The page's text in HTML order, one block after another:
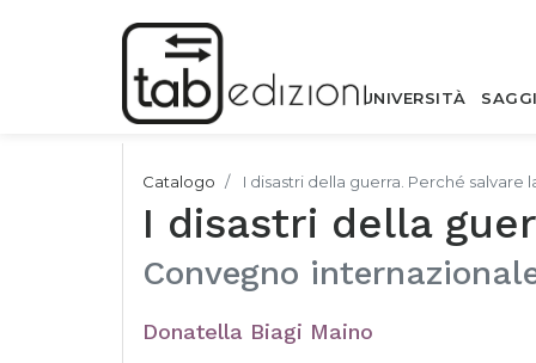
UNIVERSITÀ SAGGI
Catalogo I disastri della guerra. Perché salvare
I disastri della
Convegno
Donatella Biagi Maino